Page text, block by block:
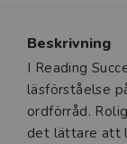
Beskrivning
I Reading
läsförståelse
ordförråd.
det lättare att